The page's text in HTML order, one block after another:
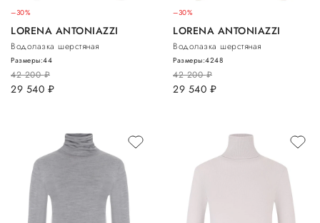
–30%
LORENA ANTONIAZZI
Водолазка шерстяная
42 200руб.
29 540 руб.
Размеры:44
–30%
LORENA ANTONIAZZI
Водолазка шерстяная
42 200руб.
29 540 руб.
Размеры:4248